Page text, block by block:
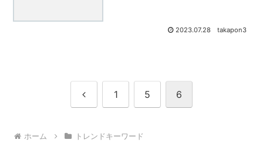
2023.07.28 takapon3
前 1 5 6
ホーム トレンドキーワード